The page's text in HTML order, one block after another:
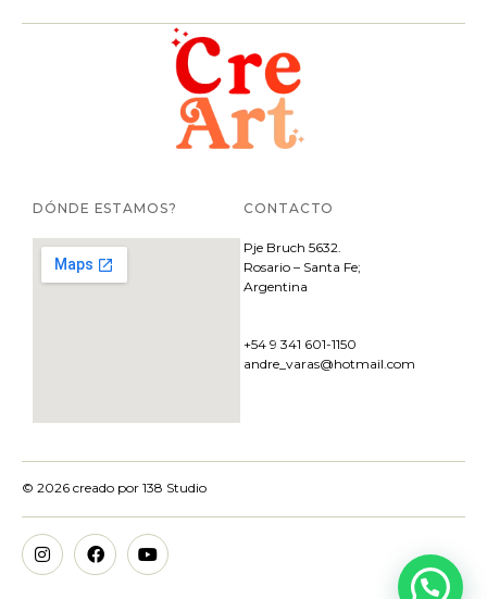
DÓNDE ESTAMOS? CONTACTO
Pje Bruch 5632.
Rosario – Santa Fe;
Argentina
+54 9 341 601-1150
andre_varas@hotmail.com
© 2026 creado por 138 Studio